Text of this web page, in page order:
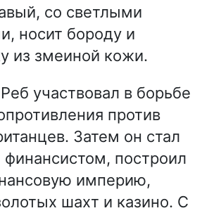
со светлыми
носит бороду и
из змеиной кожи.
участвовал в борьбе
против
Затем он стал
построил
империю,
шахт и казино. С